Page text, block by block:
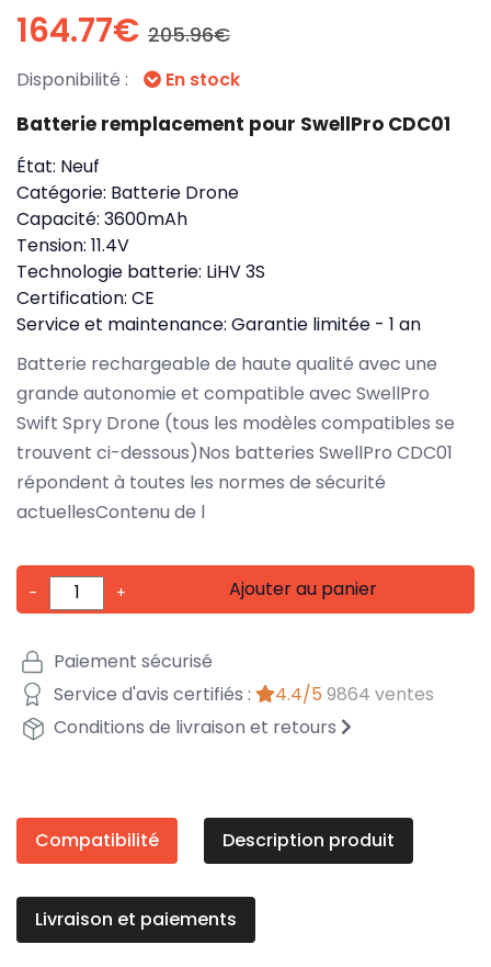
164.77€ 205.96€
Disponibilité : En stock
Batterie remplacement pour SwellPro CDC01
État: Neuf
Catégorie: Batterie Drone
Capacité: 3600mAh
Tension: 11.4V
Technologie batterie: LiHV 3S
Certification: CE
Service et maintenance: Garantie limitée - 1 an
Batterie rechargeable de haute qualité avec une
grande autonomie et compatible avec SwellPro
Swift Spry Drone (tous les modèles compatibles se
trouvent ci-dessous)Nos batteries SwellPro CDC01
répondent à toutes les normes de sécurité
actuellesContenu de l
- + Ajouter au panier
Paiement sécurisé
Service d'avis certifiés :
4.4/5 9864 ventes
Conditions de livraison et retours
Compatibilité Description produit
Livraison et paiements